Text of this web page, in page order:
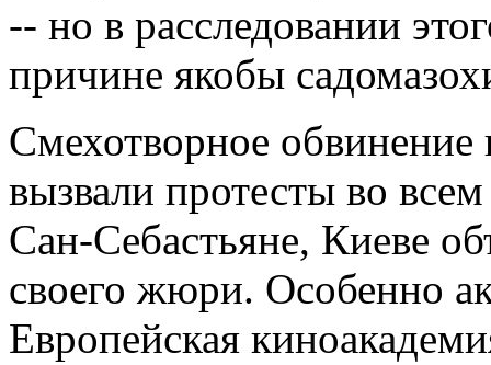
-- но в расследовании
причине якобы
Смехотворное
вызвали протесты во
Сан-Себастьяне, Киеве
своего жюри. Особенно
Европейская